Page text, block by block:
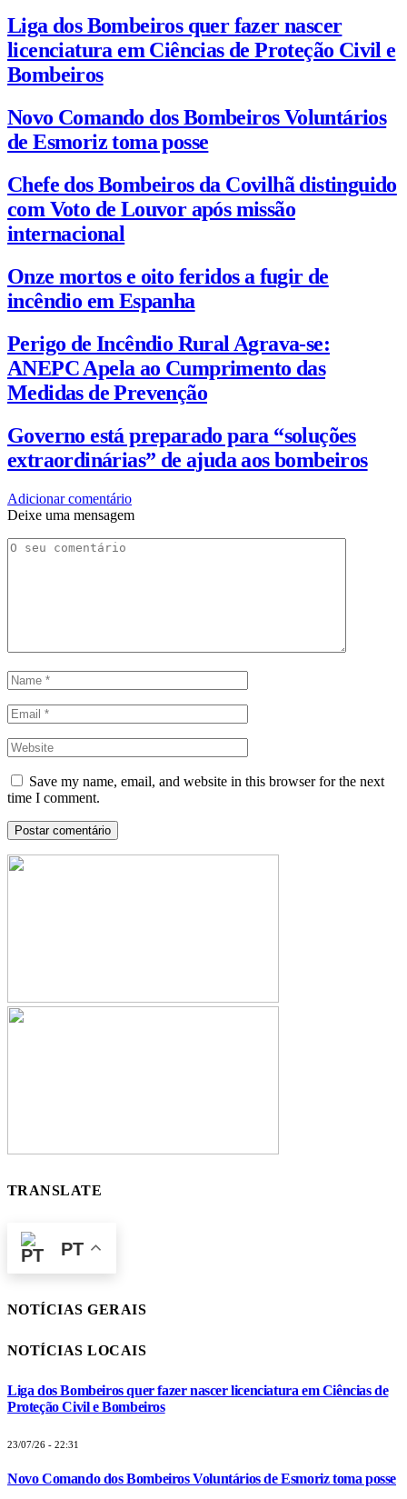
Liga dos Bombeiros quer fazer nascer
licenciatura em Ciências de Proteção Civil e
Bombeiros
Novo Comando dos Bombeiros Voluntários
de Esmoriz toma posse
Chefe dos Bombeiros da Covilhã distinguido
com Voto de Louvor após missão
internacional
Onze mortos e oito feridos a fugir de
incêndio em Espanha
Perigo de Incêndio Rural Agrava-se:
ANEPC Apela ao Cumprimento das
Medidas de Prevenção
Governo está preparado para “soluções
extraordinárias” de ajuda aos bombeiros
Adicionar comentário
Deixe uma mensagem
Save my name, email, and website in this browser for the next
time I comment.
TRANSLATE
PT
NOTÍCIAS GERAIS
NOTÍCIAS LOCAIS
Liga dos Bombeiros quer fazer nascer licenciatura em Ciências de
Proteção Civil e Bombeiros
23/07/26 - 22:31
Novo Comando dos Bombeiros Voluntários de Esmoriz toma posse